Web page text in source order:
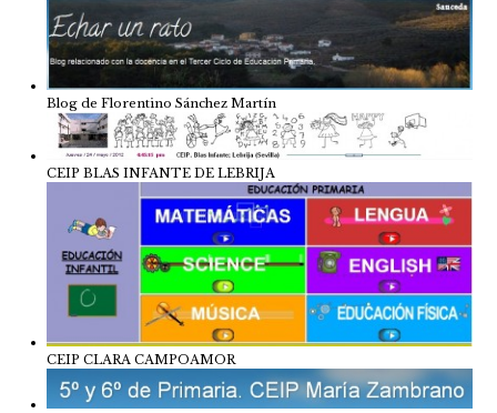
Blog de Florentino Sánchez Martín
CEIP BLAS INFANTE DE LEBRIJA
CEIP CLARA CAMPOAMOR